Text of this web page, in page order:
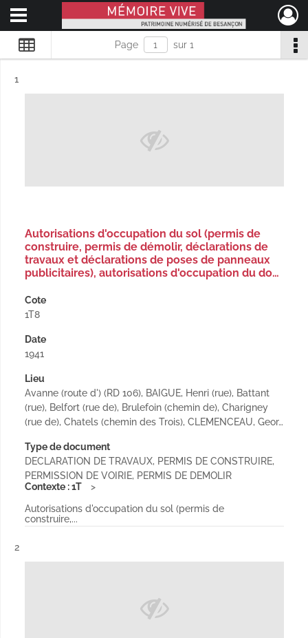
Mémoire Vive patrimoine numérisé de Besançon
Ouvrir le menu déroulant
Page sur 1
Résultat n°
1
Autorisations d'occupation du sol (permis de
construire, permis de démolir, déclarations de
travaux et déclarations de poses de panneaux
publicitaires), autorisations d'occupation du do…
Cote
1T8
Date
1941
Lieu
Avanne (route d') (RD 106), BAIGUE, Henri (rue), Battant
(rue), Belfort (rue de), Brulefoin (chemin de), Charigney
(rue de), Chatels (chemin des Trois), CLEMENCEAU, Geor…
Type de document
DECLARATION DE TRAVAUX, PERMIS DE CONSTRUIRE,
PERMISSION DE VOIRIE, PERMIS DE DEMOLIR
Contexte : 1T
Autorisations d'occupation du sol (permis de
construire,...
Résultat n°
2